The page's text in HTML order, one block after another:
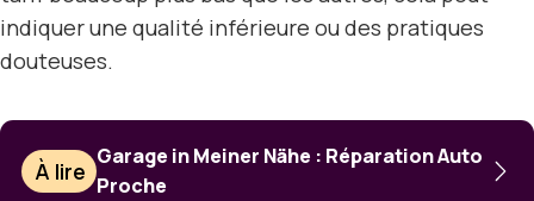
indiquer une qualité inférieure ou des pratiques
douteuses.
À lire
Garage in Meiner Nähe : Réparation Auto
Proche